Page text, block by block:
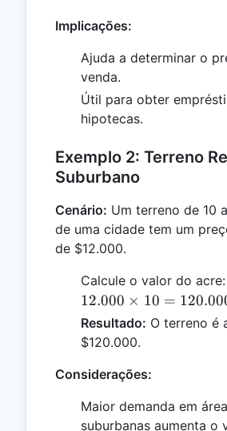
Implicações:
Ajuda a determinar o
venda.
Útil para obter
hipotecas.
Exemplo 2: Terreno
Suburbano
Cenário: Um terreno de 10
de uma cidade tem um
de $12.000.
Calcule o valor do acre:
12.000 × 10 =
Resultado: O terreno é
$120.000.
Considerações:
Maior demanda em
suburbanas aumenta o